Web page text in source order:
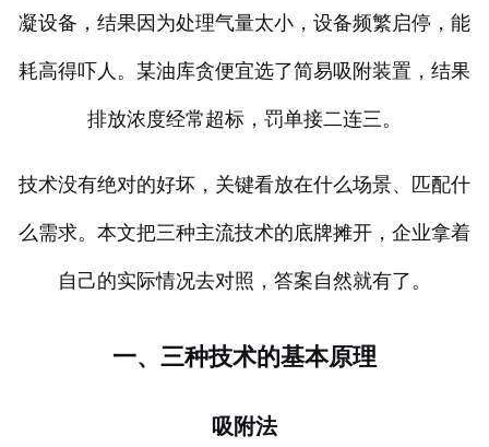
凝设备，结果因为处理气量太小，设备频繁启停，能
耗高得吓人。某油库贪便宜选了简易吸附装置，结果
排放浓度经常超标，罚单接二连三。
技术没有绝对的好坏，关键看放在什么场景、匹配什
么需求。本文把三种主流技术的底牌摊开，企业拿着
自己的实际情况去对照，答案自然就有了。
一、三种技术的基本原理
吸附法